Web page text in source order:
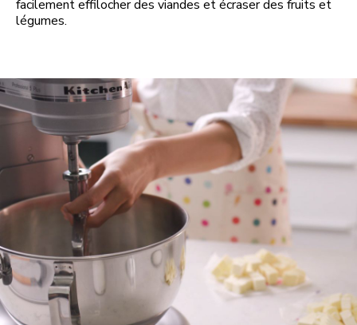
facilement effilocher des viandes et écraser des fruits et
légumes.